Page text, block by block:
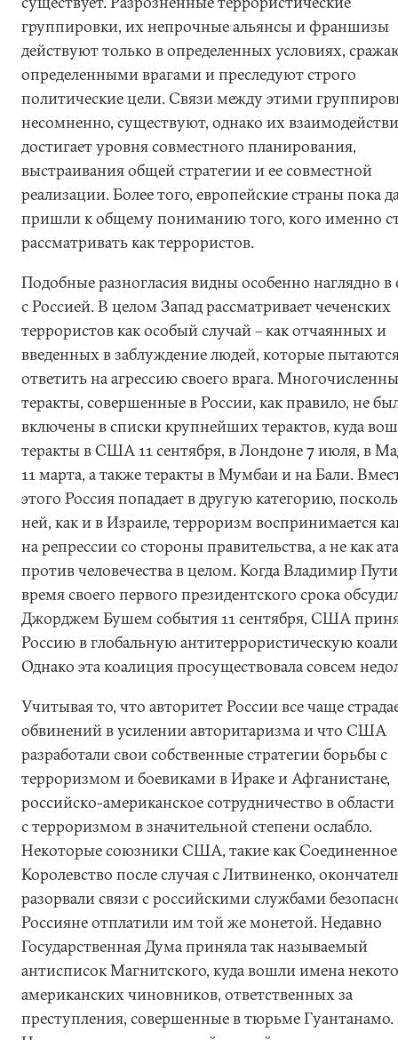
группировки, их непрочные альянсы и франшизы
действуют только в определенных условиях,
определенными врагами и преследуют строго
политические цели. Связи между этими
несомненно, существуют, однако их
достигает уровня совместного планирования,
выстраивания общей стратегии и ее совместной
реализации. Более того, европейские страны пока
пришли к общему пониманию того, кого именно
рассматривать как террористов.
Подобные разногласия видны особенно наглядно в
с Россией. В целом Запад рассматривает чеченских
террористов как особый случай – как отчаянных и
введенных в заблуждение людей, которые
ответить на агрессию своего врага.
теракты, совершенные в России, как правило, не
включены в списки крупнейших терактов, куда
теракты в США 11 сентября, в Лондоне 7 июля, в
11 марта, а также теракты в Мумбаи и на Бали.
этого Россия попадает в другую категорию,
ней, как и в Израиле, терроризм воспринимается
на репрессии со стороны правительства, а не как
против человечества в целом. Когда Владимир
время своего первого президентского срока
Джорджем Бушем события 11 сентября, США
Россию в глобальную антитеррористическую
Однако эта коалиция просуществовала совсем
Учитывая то, что авторитет России все чаще
обвинений в усилении авторитаризма и что США
разработали свои собственные стратегии борьбы с
терроризмом и боевиками в Ираке и Афганистане,
российско-американское сотрудничество в
с терроризмом в значительной степени ослабло.
Некоторые союзники США, такие как Соединенное
Королевство после случая с Литвиненко,
разорвали связи с российскими службами
Россияне отплатили им той же монетой. Недавно
Государственная Дума приняла так называемый
антисписок Магнитского, куда вошли имена
американских чиновников, ответственных за
преступления, совершенные в тюрьме Гуантанамо.